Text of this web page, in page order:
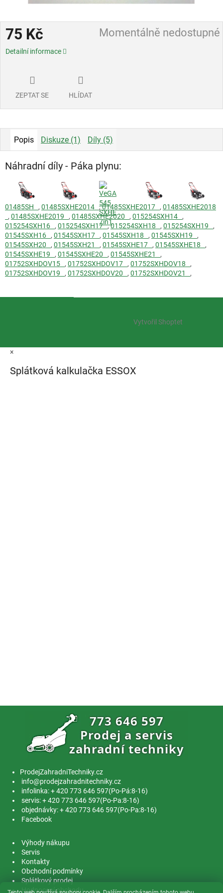
75 Kč
Měrná
Momentálně nedostupné
Detailní informace
ZEPTAT SE HLÍDAT
Popis Diskuze (1) Díly (5)
Náhradní díly - Páka plynu:
01485SH , 01485SXHE2014 ,01485SXHE2017 , 01485SXHE2018
, 01485SXHE2019 , 01485SXHE2020 , 015254SXH14
,
015254SXH16
, 015254SXH17 ,015254SXH18 , 015254SXH19
,
01545SXH16
, 01545SXH17 , 01545SXH18 , 01545SXH19
,
01545SXH20
, 01545SXH21 , 01545SXHE17 , 01545SXHE18
,
01545SXHE19
, 01545SXHE20 , 01545SXHE21
,
01752SXHDOV15
, 01752SXHDOV17 , 01752SXHDOV18
,
01752SXHDOV19
, 01752SXHDOV20 , 01752SXHDOV21 ,
t
Vytvořil Shoptet
×
Splátková kalkulačka ESSOX
ProdejZahradniTechniky.cz
info@prodejzahradnitechniky.cz
infolinka: + 420 773 646 597(Po-Pá:8-16)
servis: + 420 773 646 597(Po-Pa:8-16)
objednávky: + 420 773 646 597(Po-Pa:8-16)
Facebook
Výhody nákupu
Servis
Kontakty
Obchodní podmínky
Splátkový prodej
Hodnocení obchodu